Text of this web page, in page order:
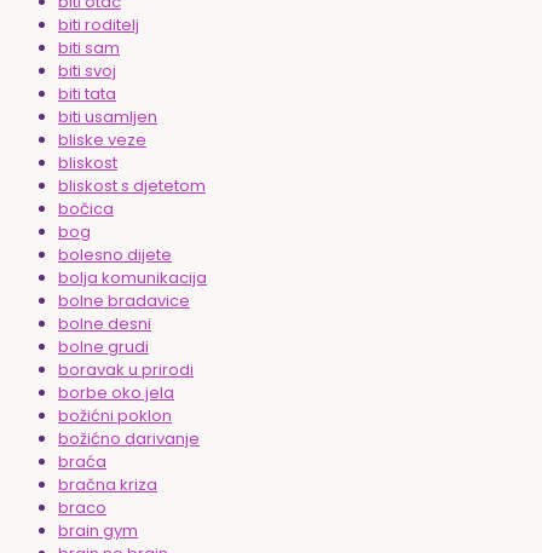
biti roditelj
biti sam
biti svoj
biti tata
biti usamljen
bliske veze
bliskost
bliskost s djetetom
bočica
bog
bolesno dijete
bolja komunikacija
bolne bradavice
bolne desni
bolne grudi
boravak u prirodi
borbe oko jela
božićni poklon
božićno darivanje
braća
bračna kriza
braco
brain gym